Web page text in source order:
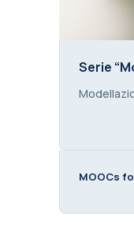
Serie
Serie
Course
MOOCs